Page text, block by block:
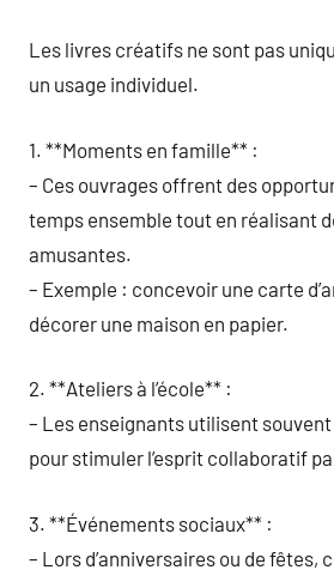
Les livres créatifs ne sont pas
un usage individuel.
1. **Moments en famille** :
– Ces ouvrages offrent des
temps ensemble tout en réalisant
amusantes.
– Exemple : concevoir une carte
décorer une maison en papier.
2. **Ateliers à l’école** :
– Les enseignants utilisent
pour stimuler l’esprit collaboratif
3. **Événements sociaux** :
– Lors d’anniversaires ou de fêtes,